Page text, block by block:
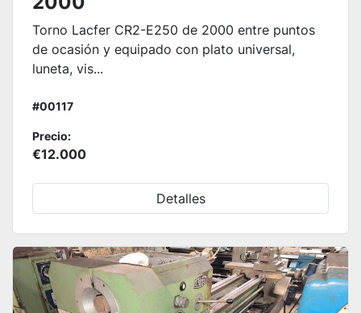
Torno Lacfer CR2-E250 de 2000 entre puntos
de ocasión y equipado con plato universal,
luneta, vis...
#00117
Precio:
€12.000
Detalles